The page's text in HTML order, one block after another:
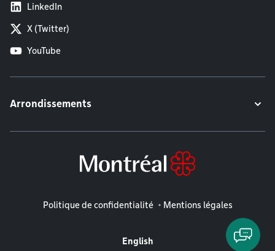
LinkedIn
X (Twitter)
YouTube
Arrondissements
Mentions légales
Politique de confidentialité Mentions légales
English